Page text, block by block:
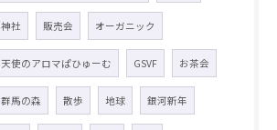
神社 販売会 オーガニック
天使のアロマぱひゅーむ GSVF お茶会
群馬の森 散歩 地球 銀河新年